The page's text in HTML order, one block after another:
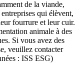
de la viande,
qui élèvent,
fourrure et leur cuir.
animale à des
Si vous avez des
veuillez contacter
: ISS ESG)